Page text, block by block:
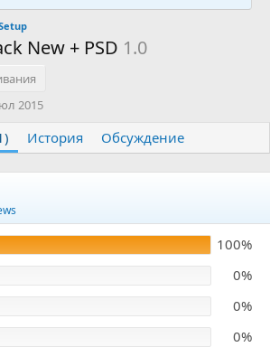
New + PSD 1.0
2015
История Обсуждение
100%
0%
0%
0%